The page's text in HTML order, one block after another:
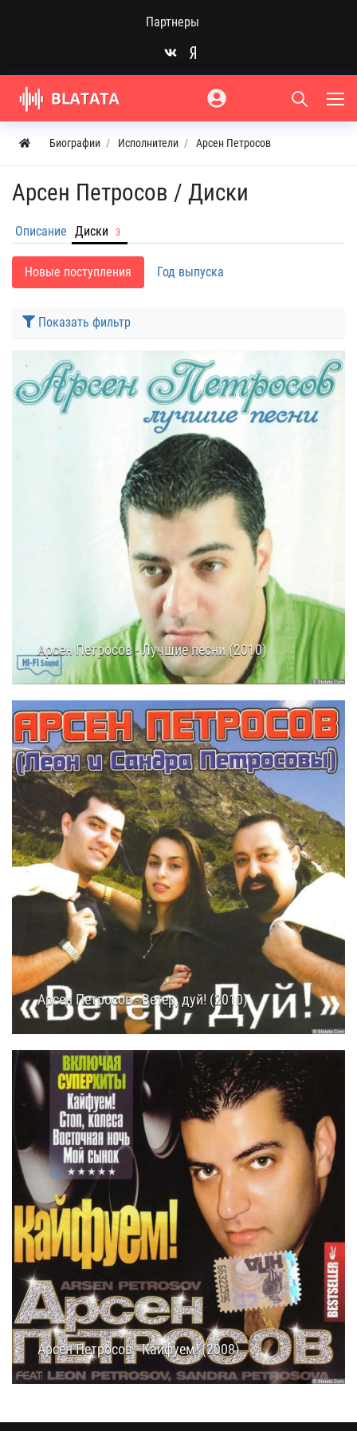
Партнеры
Биографии Исполнители Арсен Петросов
Арсен Петросов / Диски
Описание Диски 3
Новые поступления Год выпуска
Показать фильтр
Арсен Петросов - Лучшие песни (2010)
22.01.2026 12:55
Арсен Петросов - Ветер, дуй! (2010)
19.01.2026 23:10
Арсен Петросов - Кайфуем! (2008)
18.01.202612:40